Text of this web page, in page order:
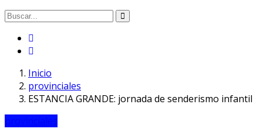
Inicio
provinciales
ESTANCIA GRANDE: jornada de senderismo infantil